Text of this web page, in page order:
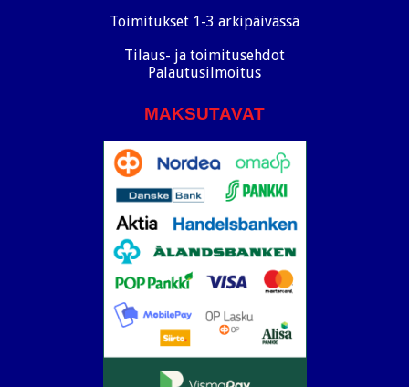
Toimitukset 1-3 arkipäivässä
Tilaus- ja toimitusehdot
Palautusilmoitus
MAKSUTAVAT